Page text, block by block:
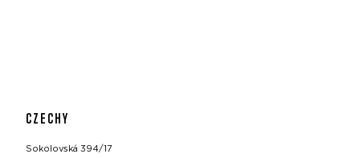
CZECHY
Sokolovská 394/17